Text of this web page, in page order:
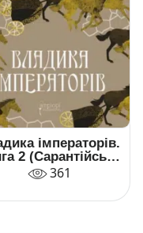
імператорів.
2 (Сарантійська
361